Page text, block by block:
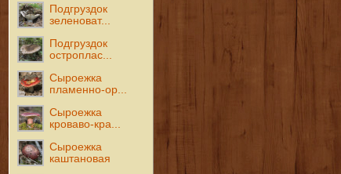
Подгруздок
зеленоват...
Подгруздок
остроплас...
Сыроежка
пламенно-ор...
Сыроежка
кроваво-кра...
Сыроежка
каштановая